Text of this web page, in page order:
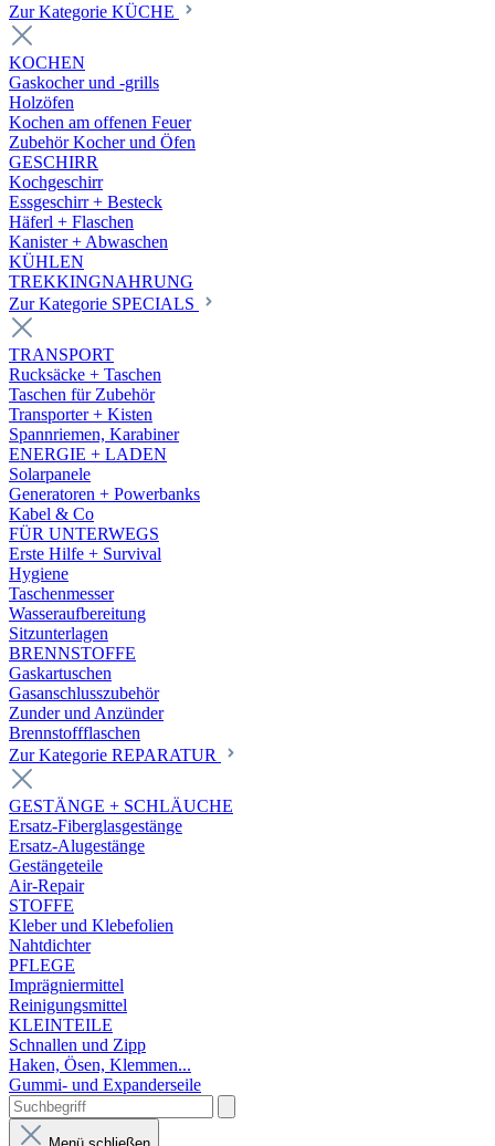
Zur Kategorie KÜCHE
KOCHEN
Gaskocher und -grills
Holzöfen
Kochen am offenen Feuer
Zubehör Kocher und Öfen
GESCHIRR
Kochgeschirr
Essgeschirr + Besteck
Häferl + Flaschen
Kanister + Abwaschen
KÜHLEN
TREKKINGNAHRUNG
Zur Kategorie SPECIALS
TRANSPORT
Rucksäcke + Taschen
Taschen für Zubehör
Transporter + Kisten
Spannriemen, Karabiner
ENERGIE + LADEN
Solarpanele
Generatoren + Powerbanks
Kabel & Co
FÜR UNTERWEGS
Erste Hilfe + Survival
Hygiene
Taschenmesser
Wasseraufbereitung
Sitzunterlagen
BRENNSTOFFE
Gaskartuschen
Gasanschlusszubehör
Zunder und Anzünder
Brennstoffflaschen
Zur Kategorie REPARATUR
GESTÄNGE + SCHLÄUCHE
Ersatz-Fiberglasgestänge
Ersatz-Alugestänge
Gestängeteile
Air-Repair
STOFFE
Kleber und Klebefolien
Nahtdichter
PFLEGE
Imprägniermittel
Reinigungsmittel
KLEINTEILE
Schnallen und Zipp
Haken, Ösen, Klemmen...
Gummi- und Expanderseile